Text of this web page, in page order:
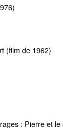
(film de 1962)
: Pierre et